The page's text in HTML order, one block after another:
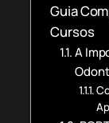
Guia
Cursos
A